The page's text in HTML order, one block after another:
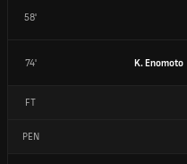
58'
74' K. Enomoto
FT
PEN